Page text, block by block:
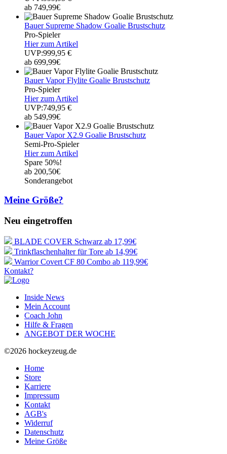
ab 749,99€
Bauer Supreme Shadow Goalie Brustschutz
Pro-Spieler
Hier zum Artikel
UVP:999,95 €
ab 699,99€
Bauer Vapor Flylite Goalie Brustschutz
Pro-Spieler
Hier zum Artikel
UVP:749,95 €
ab 549,99€
Bauer Vapor X2.9 Goalie Brustschutz
Semi-Pro-Spieler
Hier zum Artikel
Spare 50%!
ab 200,50€
Sonderangebot
Meine Größe?
Neu eingetroffen
BLADE COVER Schwarz ab 17,99€
Trinkflaschenhalter für Tore ab 14,99€
Warrior Covert CF 80 Combo ab 119,99€
Kontakt?
Inside News
Mein Account
Coach John
Hilfe & Fragen
ANGEBOT DER WOCHE
©2026 hockeyzeug.de
Home
Store
Karriere
Impressum
Kontakt
AGB's
Widerruf
Datenschutz
Meine Größe